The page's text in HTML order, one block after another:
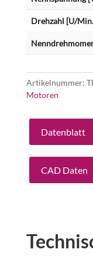
Drehzahl [U/
Artikelnummer:
Motoren
Datenblatt
CAD Daten